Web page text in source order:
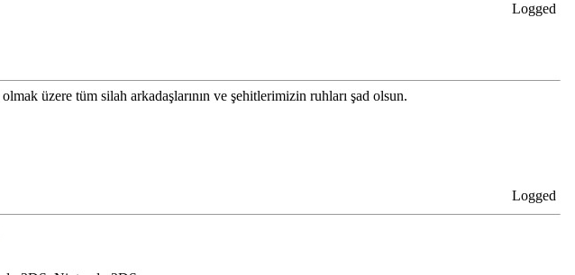
Logged
üzere tüm silah arkadaşlarının ve şehitlerimizin ruhları şad olsun.
Logged